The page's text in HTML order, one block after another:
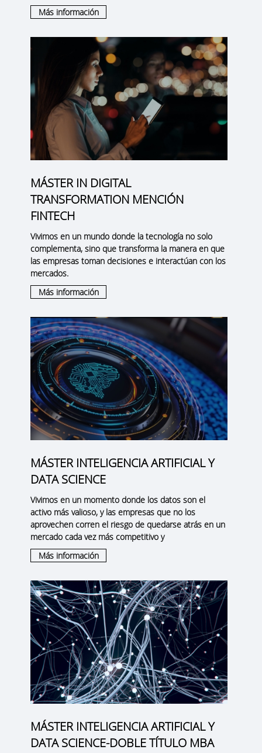
Más información
MÁSTER IN DIGITAL
TRANSFORMATION MENCIÓN
FINTECH
Vivimos en un mundo donde la tecnología no solo
complementa, sino que transforma la manera en que
las empresas toman decisiones e interactúan con los
mercados.
Más información
MÁSTER INTELIGENCIA ARTIFICIAL Y
DATA SCIENCE
Vivimos en un momento donde los datos son el
activo más valioso, y las empresas que no los
aprovechen corren el riesgo de quedarse atrás en un
mercado cada vez más competitivo y
Más información
MÁSTER INTELIGENCIA ARTIFICIAL Y
DATA SCIENCE-DOBLE TÍTULO MBA